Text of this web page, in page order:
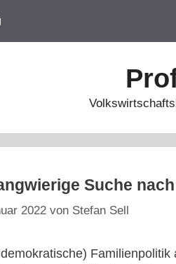
Suche
2022 von Stefan Sell